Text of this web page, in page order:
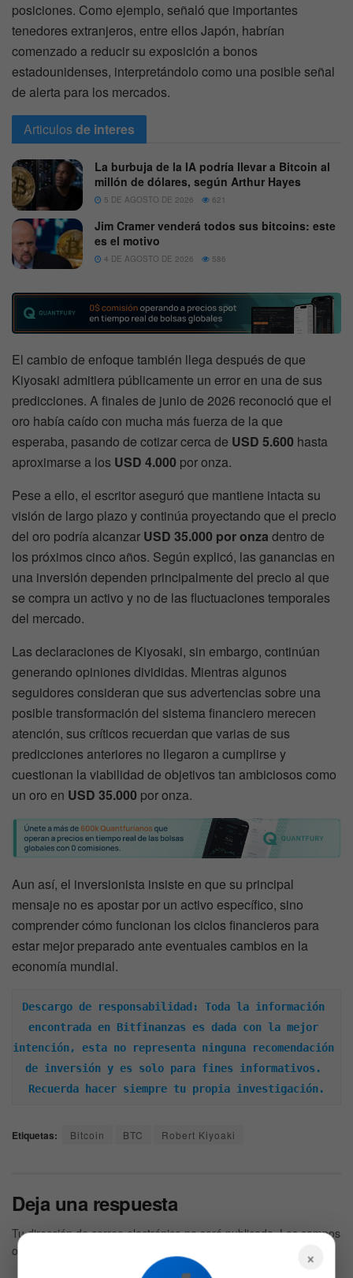
posiciones. Como ejemplo, señaló que importantes
tenedores extranjeros, entre ellos Japón, habrían
comenzado a reducir su exposición a bonos
estadounidenses, interpretándolo como una posible señal
de alerta para los mercados.
Articulosde interes
La burbuja de la IA podría llevar a Bitcoin al
millón de dólares, según Arthur Hayes
5 DE AGOSTO DE 2026 621
Jim Cramer venderá todos sus bitcoins: este
es el motivo
4 DE AGOSTO DE 2026 586
El cambio de enfoque también llega después de que
Kiyosaki admitiera públicamente un error en una de sus
predicciones. A finales de junio de 2026 reconoció que el
oro había caído con mucha más fuerza de la que
esperaba, pasando de cotizar cerca de USD 5.600 hasta
aproximarse a los USD 4.000 por onza.
Pese a ello, el escritor aseguró que mantiene intacta su
visión de largo plazo y continúa proyectando que el precio
del oro podría alcanzar USD 35.000 por onza dentro de
los próximos cinco años. Según explicó, las ganancias en
una inversión dependen principalmente del precio al que
se compra un activo y no de las fluctuaciones temporales
del mercado.
Las declaraciones de Kiyosaki, sin embargo, continúan
generando opiniones divididas. Mientras algunos
seguidores consideran que sus advertencias sobre una
posible transformación del sistema financiero merecen
atención, sus críticos recuerdan que varias de sus
predicciones anteriores no llegaron a cumplirse y
cuestionan la viabilidad de objetivos tan ambiciosos como
un oro en USD 35.000 por onza.
Aun así, el inversionista insiste en que su principal
mensaje no es apostar por un activo específico, sino
comprender cómo funcionan los ciclos financieros para
estar mejor preparado ante eventuales cambios en la
economía mundial.
Descargo de responsabilidad: Toda la información
encontrada en Bitfinanzas es dada con la mejor
intención, esta no representa ninguna recomendación
de inversión y es solo para fines informativos.
Recuerda hacer siempre tu propia investigación.
Etiquetas: Bitcoin BTC Robert Kiyoaki
Deja una respuesta
Tu dirección de correo electrónico no será publicada. Los campos
obligatorios están marcados con
×